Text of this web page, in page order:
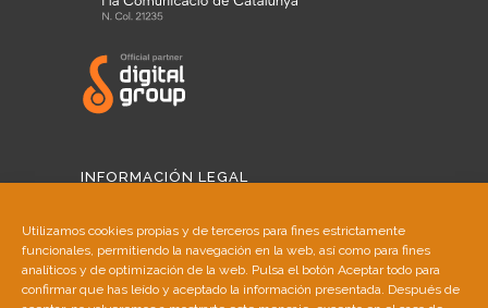
Utilizamos cookies propias y de terceros para fines estrictamente
funcionales, permitiendo la navegación en la web, así como para fines
analíticos y de optimización de la web. Pulsa el botón Aceptar todo para
confirmar que has leído y aceptado la información presentada. Después de
INFORMACIÓN LEGAL
Política de Cookies